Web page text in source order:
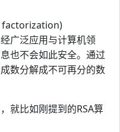
广泛应用与计算机领
也不会如此安全。通过
数分解成不可再分的数
就比如刚提到的RSA算